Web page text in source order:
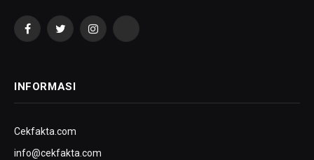
FacebookTwitterInstagramYouTube
INFORMASI
Cekfakta.com
info@cekfakta.com